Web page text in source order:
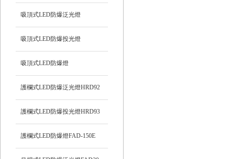
吸頂式LED防爆泛光燈
吸頂式LED防爆投光燈
吸頂式LED防爆燈
護欄式LED防爆泛光燈HRD92
護欄式LED防爆投光燈HRD93
護欄式LED防爆燈FAD-150E